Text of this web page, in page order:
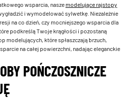
wsparcia, naszemodelujące rajstopy
i wymodelować sylwetkę. Niezależnie
na co dzień, czy mocniejszego wsparcia dla
podkreślą Twoje krągłości i pozostaną
modelujących, które spłaszczają brzuch,
na całej powierzchni, nadając eleganckie
POŃCZOSZNICZE